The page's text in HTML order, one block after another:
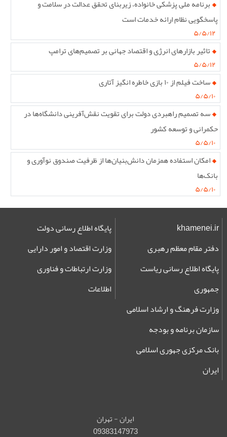
برنامه ملی پزشکی خانواده، زیربنای تحقق عدالت در سلامت و
پاسخگویی نظام ارائه خدمات است
۵/۵/۱۲
تاثیر بازارهای انرژی و اقتصاد جهانی بر تصمیم‌های ترامپ
۵/۵/۱۲
ساخت فیلم از ۱۰ بازی خاطره انگیز آتاری
۵/۵/۱۰
سه تصمیم راهبردی دولت برای تقویت نقش‌آفرینی دانشگاه‌ها در
حکمرانی و توسعه کشور
۵/۵/۱۰
امکان استفاده همزمان دانش‌بنیان‌ها از ظرفیت صندوق نوآوری و
بانک‌ها
۵/۵/۱۰
khamenei.ir
دفتر مقام معظم رهبری
پایگاه اطلاع رسانی ریاست
جمهوری
پایگاه اطلاع رسانی دولت
وزارت اقتصاد و امور دارایی
وزارت ارتباطات و فناوری
اطلاعات
وزارت فرهنگ و ارشاد اسلامی
سازمان برنامه و بودجه
بانک مرکزی جهوری اسلامی
ایران
ایران - تهران
09383147973